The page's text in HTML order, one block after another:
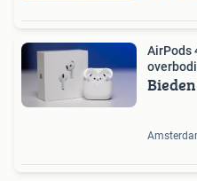
AirPods
Bieden